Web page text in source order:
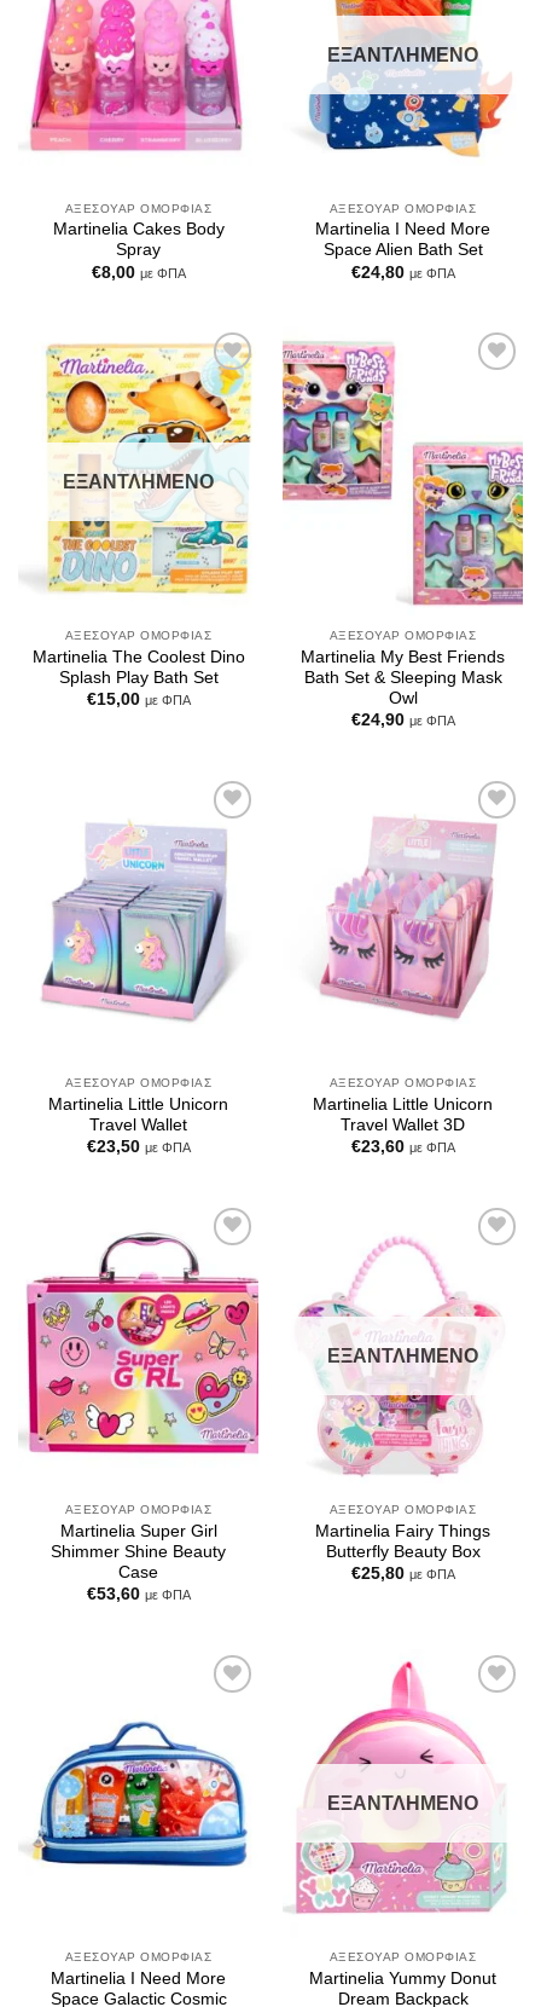
ΑΞΕΣΟΥΆΡ ΟΜΟΡΦΙΆΣ
Martinelia Cakes Body
Spray
€8,00 με ΦΠΑ
ΕΞΑΝΤΛΗΜΈΝΟ
ΑΞΕΣΟΥΆΡ ΟΜΟΡΦΙΆΣ
Martinelia I Need More
Space Alien Bath Set
€24,80 με ΦΠΑ
Add to
Wishlist
ΕΞΑΝΤΛΗΜΈΝΟ
ΑΞΕΣΟΥΆΡ ΟΜΟΡΦΙΆΣ
Martinelia The Coolest Dino
Splash Play Bath Set
€15,00 με ΦΠΑ
ΑΞΕΣΟΥΆΡ ΟΜΟΡΦΙΆΣ
Martinelia My Best Friends
Bath Set & Sleeping Mask
Owl
€24,90 με ΦΠΑ
Wishlist
ΑΞΕΣΟΥΆΡ ΟΜΟΡΦΙΆΣ
Martinelia Little Unicorn
Travel Wallet
€23,50 με ΦΠΑ
Add to
Wishlist
ΑΞΕΣΟΥΆΡ ΟΜΟΡΦΙΆΣ
Martinelia Little Unicorn
Travel Wallet 3D
€23,60 με ΦΠΑ
Wishlist
ΑΞΕΣΟΥΆΡ ΟΜΟΡΦΙΆΣ
Martinelia Super Girl
Shimmer Shine Beauty
Case
€53,60 με ΦΠΑ
ΕΞΑΝΤΛΗΜΈΝΟ
ΑΞΕΣΟΥΆΡ ΟΜΟΡΦΙΆΣ
Martinelia Fairy Things
Butterfly Beauty Box
€25,80 με ΦΠΑ
ΑΞΕΣΟΥΆΡ ΟΜΟΡΦΙΆΣ
Martinelia I Need More
Space Galactic Cosmic
Wishlist
ΕΞΑΝΤΛΗΜΈΝΟ
ΑΞΕΣΟΥΆΡ ΟΜΟΡΦΙΆΣ
Martinelia Yummy Donut
Dream Backpack